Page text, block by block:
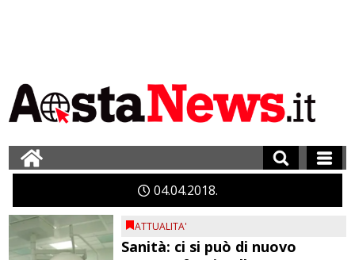
0404 2018
ATTUALITA'
Sanità: ci si può di nuovo